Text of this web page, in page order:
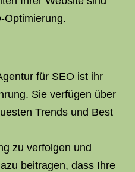
Optimierung.
für SEO ist ihr
Sie verfügen über
Trends und Best
zu verfolgen und
beitragen, dass Ihre